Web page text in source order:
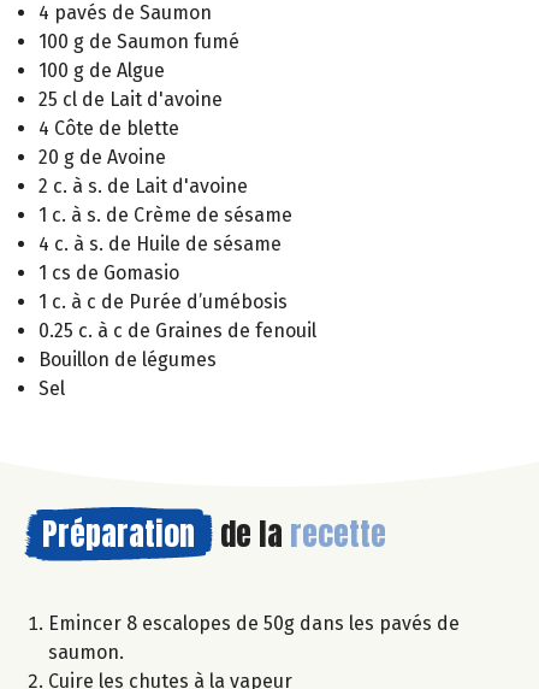
4 pavés de Saumon
100 g de Saumon fumé
100 g de Algue
25 cl de Lait d'avoine
4 Côte de blette
20 g de Avoine
2 c. à s. de Lait d'avoine
1 c. à s. de Crème de sésame
4 c. à s. de Huile de sésame
1 cs de Gomasio
1 c. à c de Purée d’umébosis
0.25 c. à c de Graines de fenouil
Bouillon de légumes
Sel
Préparation de la recette
Emincer 8 escalopes de 50g dans les pavés de
saumon.
Cuire les chutes à la vapeur